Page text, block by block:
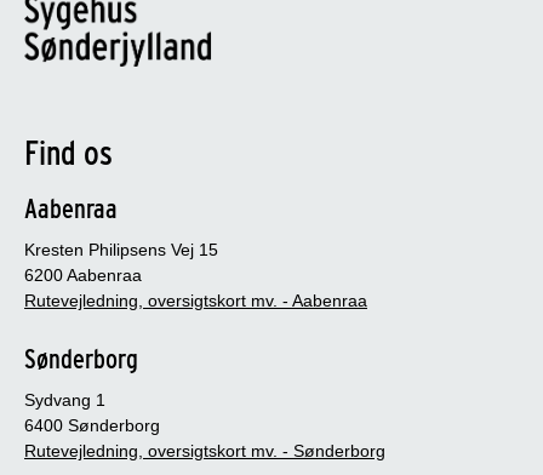
Find os
Aabenraa
Kresten Philipsens Vej 15
6200 Aabenraa
Rutevejledning, oversigtskort mv. - Aabenraa
Sønderborg
Sydvang 1
6400 Sønderborg
Rutevejledning, oversigtskort mv. - Sønderborg